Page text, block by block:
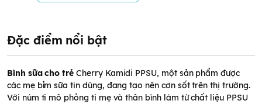
Đặc điểm nổi bật
Bình sữa cho trẻ Cherry Kamidi PPSU, một sản phẩm được
các mẹ bỉm sữa tin dùng, đang tạo nên cơn sốt trên thị trường.
Với núm ti mô phỏng ti mẹ và thân bình làm từ chất liệu PPSU